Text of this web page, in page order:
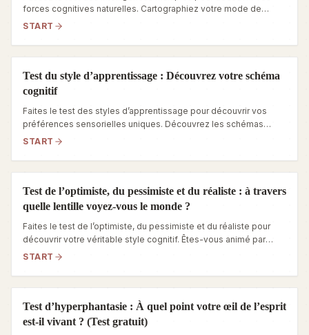
forces cognitives naturelles. Cartographiez votre mode de
pensée unique, réduisez les tensions internes et apprenez à
START
Test du style d’apprentissage : Découvrez votre schéma
cognitif
Faites le test des styles d’apprentissage pour découvrir vos
préférences sensorielles uniques. Découvrez les schémas
cognitifs cachés qui sous-tendent la manière dont vous
START
Test de l’optimiste, du pessimiste et du réaliste : à travers
quelle lentille voyez-vous le monde ?
Faites le test de l’optimiste, du pessimiste et du réaliste pour
découvrir votre véritable style cognitif. Êtes-vous animé par
l’espoir, protégé par la prudence ou ancré dans les faits ? (Gratuit
START
Test d’hyperphantasie : À quel point votre œil de l’esprit
est-il vivant ? (Test gratuit)